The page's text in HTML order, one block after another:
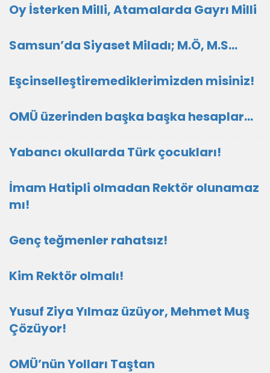
Oy İsterken Milli, Atamalarda Gayrı Milli
Samsun’da Siyaset Miladı; M.Ö, M.S…
Eşcinselleştiremediklerimizden misiniz!
OMÜ üzerinden başka başka hesaplar…
Yabancı okullarda Türk çocukları!
İmam Hatipli olmadan Rektör olunamaz
mı!
Genç teğmenler rahatsız!
Kim Rektör olmalı!
Yusuf Ziya Yılmaz üzüyor, Mehmet Muş
Çözüyor!
OMÜ’nün Yolları Taştan